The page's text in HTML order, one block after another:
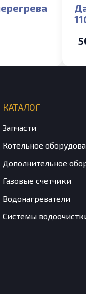
КАТАЛОГ
Запчасти
Котельное
Дополнительное
Газовые счетчики
Водонагреватели
Системы